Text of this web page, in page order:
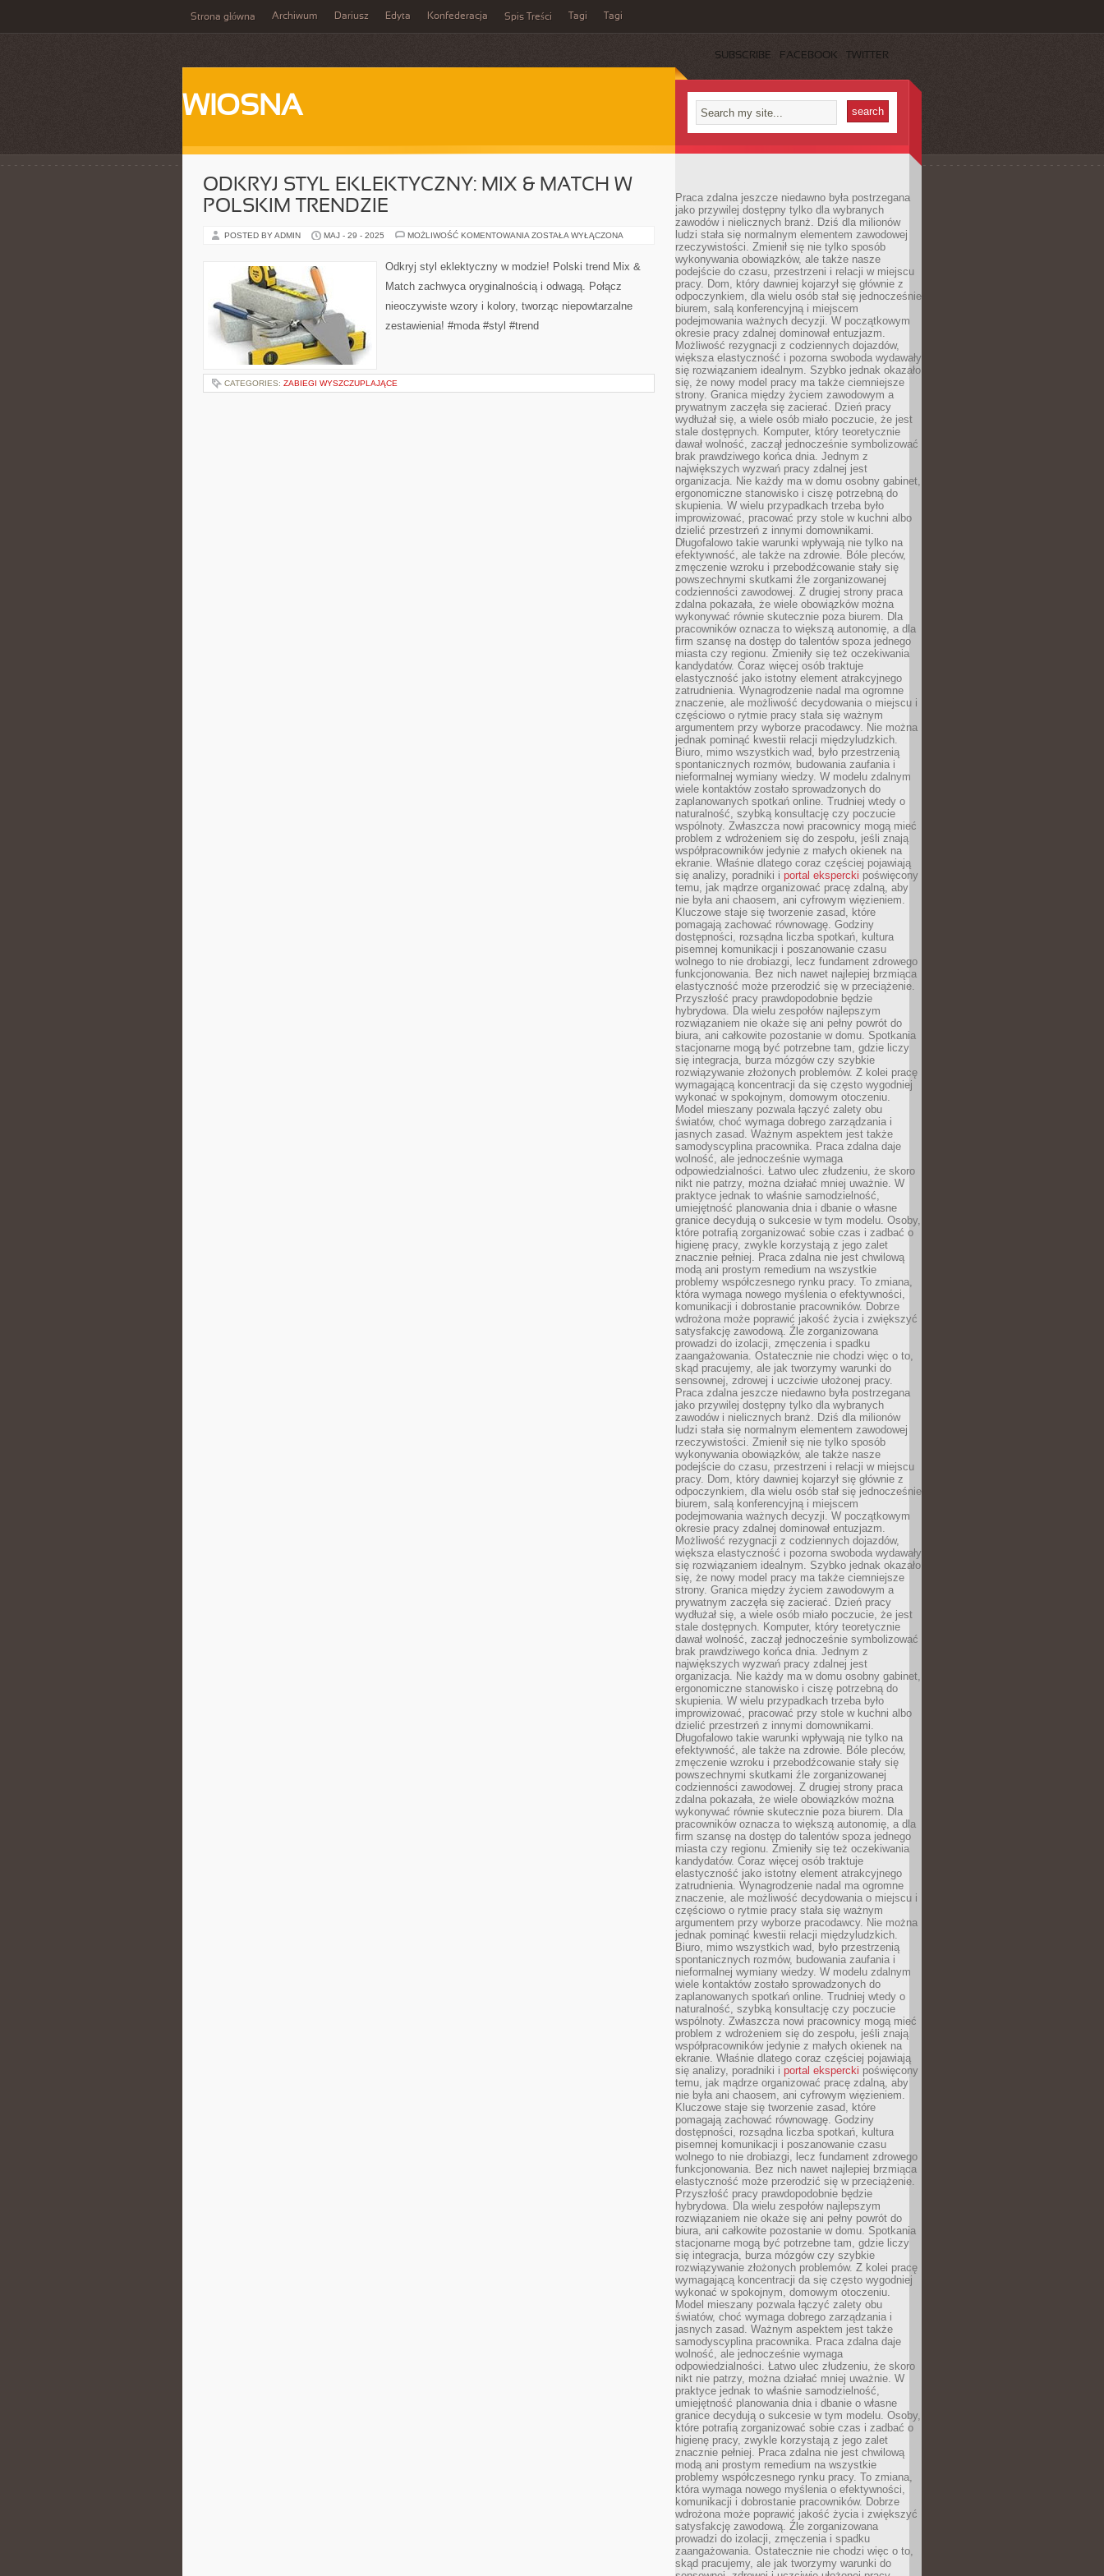
Strona główna Archiwum Dariusz Edyta Konfederacja Spis Treści Tagi Tagi
SUBSCRIBE FACEBOOK TWITTER
WIOSNA
ODKRYJ STYL EKLEKTYCZNY: MIX & MATCH W
POLSKIM TRENDZIE
POSTED BY ADMIN MAJ - 29 - 2025 MOŻLIWOŚĆ KOMENTOWANIA ODKRYJ
MIX
&
W
TRENDZIE
ZOSTAŁA WYŁĄCZONA
Odkryj styl eklektyczny w modzie! Polski trend Mix &
Match zachwyca oryginalnością i odwagą. Połącz
nieoczywiste wzory i kolory, tworząc niepowtarzalne
zestawienia! #moda #styl #trend
CATEGORIES: ZABIEGI WYSZCZUPLAJĄCE
Praca zdalna jeszcze niedawno była postrzegana
jako przywilej dostępny tylko dla wybranych
zawodów i nielicznych branż. Dziś dla milionów
ludzi stała się normalnym elementem zawodowej
rzeczywistości. Zmienił się nie tylko sposób
wykonywania obowiązków, ale także nasze
podejście do czasu, przestrzeni i relacji w miejscu
pracy. Dom, który dawniej kojarzył się głównie z
odpoczynkiem, dla wielu osób stał się jednocześnie
biurem, salą konferencyjną i miejscem
podejmowania ważnych decyzji. W początkowym
okresie pracy zdalnej dominował entuzjazm.
Możliwość rezygnacji z codziennych dojazdów,
większa elastyczność i pozorna swoboda wydawały
się rozwiązaniem idealnym. Szybko jednak okazało
się, że nowy model pracy ma także ciemniejsze
strony. Granica między życiem zawodowym a
prywatnym zaczęła się zacierać. Dzień pracy
wydłużał się, a wiele osób miało poczucie, że jest
stale dostępnych. Komputer, który teoretycznie
dawał wolność, zaczął jednocześnie symbolizować
brak prawdziwego końca dnia. Jednym z
największych wyzwań pracy zdalnej jest
organizacja. Nie każdy ma w domu osobny gabinet,
ergonomiczne stanowisko i ciszę potrzebną do
skupienia. W wielu przypadkach trzeba było
improwizować, pracować przy stole w kuchni albo
dzielić przestrzeń z innymi domownikami.
Długofalowo takie warunki wpływają nie tylko na
efektywność, ale także na zdrowie. Bóle pleców,
zmęczenie wzroku i przebodźcowanie stały się
powszechnymi skutkami źle zorganizowanej
codzienności zawodowej. Z drugiej strony praca
zdalna pokazała, że wiele obowiązków można
wykonywać równie skutecznie poza biurem. Dla
pracowników oznacza to większą autonomię, a dla
firm szansę na dostęp do talentów spoza jednego
miasta czy regionu. Zmieniły się też oczekiwania
kandydatów. Coraz więcej osób traktuje
elastyczność jako istotny element atrakcyjnego
zatrudnienia. Wynagrodzenie nadal ma ogromne
znaczenie, ale możliwość decydowania o miejscu i
częściowo o rytmie pracy stała się ważnym
argumentem przy wyborze pracodawcy. Nie można
jednak pominąć kwestii relacji międzyludzkich.
Biuro, mimo wszystkich wad, było przestrzenią
spontanicznych rozmów, budowania zaufania i
nieformalnej wymiany wiedzy. W modelu zdalnym
wiele kontaktów zostało sprowadzonych do
zaplanowanych spotkań online. Trudniej wtedy o
naturalność, szybką konsultację czy poczucie
wspólnoty. Zwłaszcza nowi pracownicy mogą mieć
problem z wdrożeniem się do zespołu, jeśli znają
współpracowników jedynie z małych okienek na
ekranie. Właśnie dlatego coraz częściej pojawiają
się analizy, poradniki i portal ekspercki poświęcony
temu, jak mądrze organizować pracę zdalną, aby
nie była ani chaosem, ani cyfrowym więzieniem.
Kluczowe staje się tworzenie zasad, które
pomagają zachować równowagę. Godziny
dostępności, rozsądna liczba spotkań, kultura
pisemnej komunikacji i poszanowanie czasu
wolnego to nie drobiazgi, lecz fundament zdrowego
funkcjonowania. Bez nich nawet najlepiej brzmiąca
elastyczność może przerodzić się w przeciążenie.
Przyszłość pracy prawdopodobnie będzie
hybrydowa. Dla wielu zespołów najlepszym
rozwiązaniem nie okaże się ani pełny powrót do
biura, ani całkowite pozostanie w domu. Spotkania
stacjonarne mogą być potrzebne tam, gdzie liczy
się integracja, burza mózgów czy szybkie
rozwiązywanie złożonych problemów. Z kolei pracę
wymagającą koncentracji da się często wygodniej
wykonać w spokojnym, domowym otoczeniu.
Model mieszany pozwala łączyć zalety obu
światów, choć wymaga dobrego zarządzania i
jasnych zasad. Ważnym aspektem jest także
samodyscyplina pracownika. Praca zdalna daje
wolność, ale jednocześnie wymaga
odpowiedzialności. Łatwo ulec złudzeniu, że skoro
nikt nie patrzy, można działać mniej uważnie. W
praktyce jednak to właśnie samodzielność,
umiejętność planowania dnia i dbanie o własne
granice decydują o sukcesie w tym modelu. Osoby,
które potrafią zorganizować sobie czas i zadbać o
higienę pracy, zwykle korzystają z jego zalet
znacznie pełniej. Praca zdalna nie jest chwilową
modą ani prostym remedium na wszystkie
problemy współczesnego rynku pracy. To zmiana,
która wymaga nowego myślenia o efektywności,
komunikacji i dobrostanie pracowników. Dobrze
wdrożona może poprawić jakość życia i zwiększyć
satysfakcję zawodową. Źle zorganizowana
prowadzi do izolacji, zmęczenia i spadku
zaangażowania. Ostatecznie nie chodzi więc o to,
skąd pracujemy, ale jak tworzymy warunki do
sensownej, zdrowej i uczciwie ułożonej pracy.
Praca zdalna jeszcze niedawno była postrzegana
jako przywilej dostępny tylko dla wybranych
zawodów i nielicznych branż. Dziś dla milionów
ludzi stała się normalnym elementem zawodowej
rzeczywistości. Zmienił się nie tylko sposób
wykonywania obowiązków, ale także nasze
podejście do czasu, przestrzeni i relacji w miejscu
pracy. Dom, który dawniej kojarzył się głównie z
odpoczynkiem, dla wielu osób stał się jednocześnie
biurem, salą konferencyjną i miejscem
podejmowania ważnych decyzji. W początkowym
okresie pracy zdalnej dominował entuzjazm.
Możliwość rezygnacji z codziennych dojazdów,
większa elastyczność i pozorna swoboda wydawały
się rozwiązaniem idealnym. Szybko jednak okazało
się, że nowy model pracy ma także ciemniejsze
strony. Granica między życiem zawodowym a
prywatnym zaczęła się zacierać. Dzień pracy
wydłużał się, a wiele osób miało poczucie, że jest
stale dostępnych. Komputer, który teoretycznie
dawał wolność, zaczął jednocześnie symbolizować
brak prawdziwego końca dnia. Jednym z
największych wyzwań pracy zdalnej jest
organizacja. Nie każdy ma w domu osobny gabinet,
ergonomiczne stanowisko i ciszę potrzebną do
skupienia. W wielu przypadkach trzeba było
improwizować, pracować przy stole w kuchni albo
dzielić przestrzeń z innymi domownikami.
Długofalowo takie warunki wpływają nie tylko na
efektywność, ale także na zdrowie. Bóle pleców,
zmęczenie wzroku i przebodźcowanie stały się
powszechnymi skutkami źle zorganizowanej
codzienności zawodowej. Z drugiej strony praca
zdalna pokazała, że wiele obowiązków można
wykonywać równie skutecznie poza biurem. Dla
pracowników oznacza to większą autonomię, a dla
firm szansę na dostęp do talentów spoza jednego
miasta czy regionu. Zmieniły się też oczekiwania
kandydatów. Coraz więcej osób traktuje
elastyczność jako istotny element atrakcyjnego
zatrudnienia. Wynagrodzenie nadal ma ogromne
znaczenie, ale możliwość decydowania o miejscu i
częściowo o rytmie pracy stała się ważnym
argumentem przy wyborze pracodawcy. Nie można
jednak pominąć kwestii relacji międzyludzkich.
Biuro, mimo wszystkich wad, było przestrzenią
spontanicznych rozmów, budowania zaufania i
nieformalnej wymiany wiedzy. W modelu zdalnym
wiele kontaktów zostało sprowadzonych do
zaplanowanych spotkań online. Trudniej wtedy o
naturalność, szybką konsultację czy poczucie
wspólnoty. Zwłaszcza nowi pracownicy mogą mieć
problem z wdrożeniem się do zespołu, jeśli znają
współpracowników jedynie z małych okienek na
ekranie. Właśnie dlatego coraz częściej pojawiają
się analizy, poradniki i portal ekspercki poświęcony
temu, jak mądrze organizować pracę zdalną, aby
nie była ani chaosem, ani cyfrowym więzieniem.
Kluczowe staje się tworzenie zasad, które
pomagają zachować równowagę. Godziny
dostępności, rozsądna liczba spotkań, kultura
pisemnej komunikacji i poszanowanie czasu
wolnego to nie drobiazgi, lecz fundament zdrowego
funkcjonowania. Bez nich nawet najlepiej brzmiąca
elastyczność może przerodzić się w przeciążenie.
Przyszłość pracy prawdopodobnie będzie
hybrydowa. Dla wielu zespołów najlepszym
rozwiązaniem nie okaże się ani pełny powrót do
biura, ani całkowite pozostanie w domu. Spotkania
stacjonarne mogą być potrzebne tam, gdzie liczy
się integracja, burza mózgów czy szybkie
rozwiązywanie złożonych problemów. Z kolei pracę
wymagającą koncentracji da się często wygodniej
wykonać w spokojnym, domowym otoczeniu.
Model mieszany pozwala łączyć zalety obu
światów, choć wymaga dobrego zarządzania i
jasnych zasad. Ważnym aspektem jest także
samodyscyplina pracownika. Praca zdalna daje
wolność, ale jednocześnie wymaga
odpowiedzialności. Łatwo ulec złudzeniu, że skoro
nikt nie patrzy, można działać mniej uważnie. W
praktyce jednak to właśnie samodzielność,
umiejętność planowania dnia i dbanie o własne
granice decydują o sukcesie w tym modelu. Osoby,
które potrafią zorganizować sobie czas i zadbać o
higienę pracy, zwykle korzystają z jego zalet
znacznie pełniej. Praca zdalna nie jest chwilową
modą ani prostym remedium na wszystkie
problemy współczesnego rynku pracy. To zmiana,
która wymaga nowego myślenia o efektywności,
komunikacji i dobrostanie pracowników. Dobrze
wdrożona może poprawić jakość życia i zwiększyć
satysfakcję zawodową. Źle zorganizowana
prowadzi do izolacji, zmęczenia i spadku
zaangażowania. Ostatecznie nie chodzi więc o to,
skąd pracujemy, ale jak tworzymy warunki do